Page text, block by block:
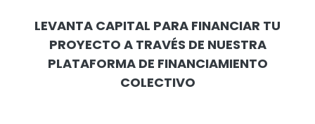
LEVANTA CAPITAL PARA FINANCIAR TU
PROYECTO A TRAVÉS DE NUESTRA
PLATAFORMA DE FINANCIAMIENTO
COLECTIVO